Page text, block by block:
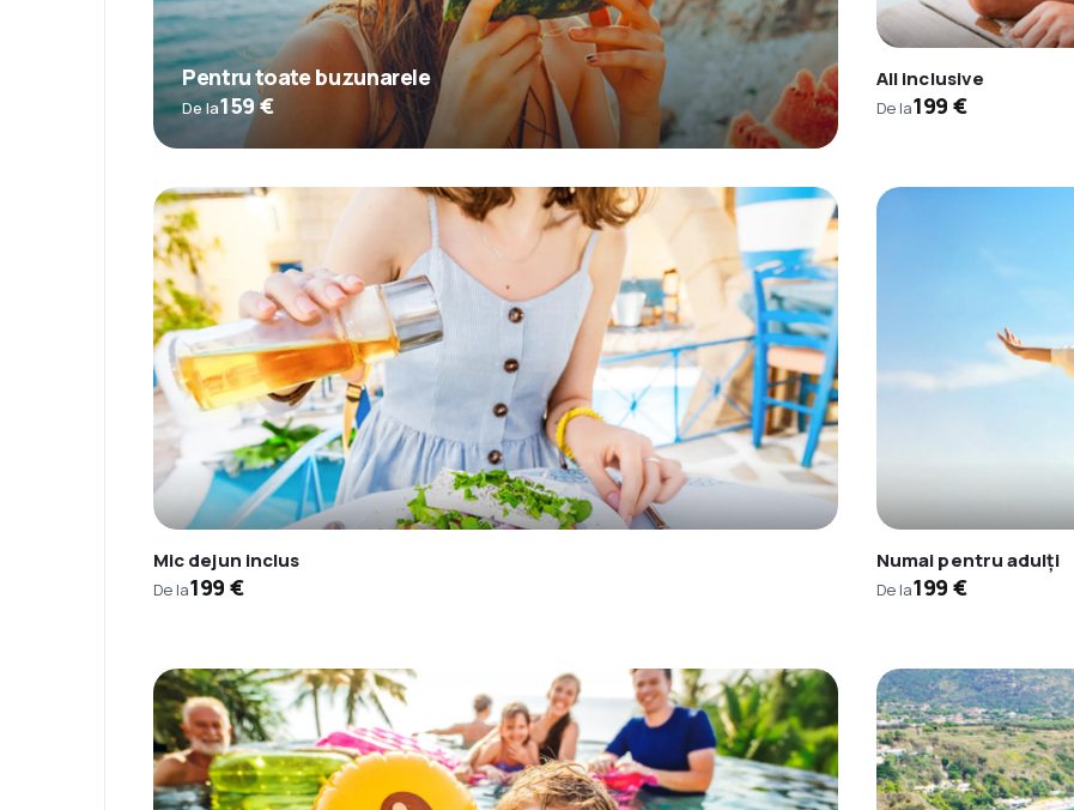
Pentru toate buzunarele
De la159 €
All inclusive
De la199 €
Mic dejun inclus
De la199 €
Numai pentru adulți
De la199 €